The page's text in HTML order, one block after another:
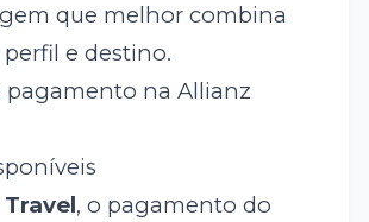
que melhor combina
e destino.
pagamento na Allianz
, o pagamento do